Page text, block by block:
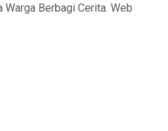
Berbagi Cerita. Web